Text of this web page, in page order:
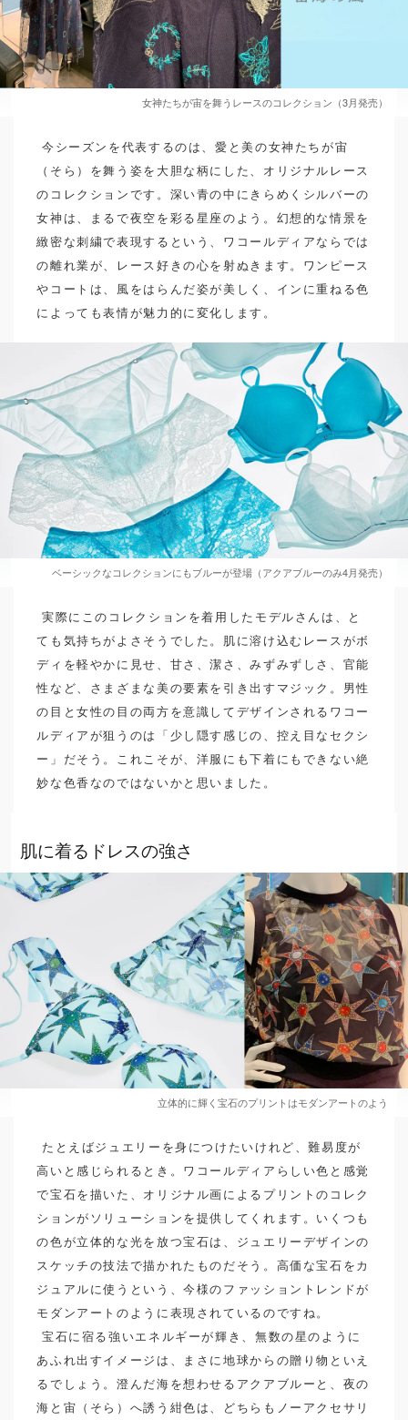
女神たちが宙を舞うレースのコレクション（3月発売）
今シーズンを代表するのは、愛と美の女神たちが宙
（そら）を舞う姿を大胆な柄にした、オリジナルレース
のコレクションです。深い青の中にきらめくシルバーの
女神は、まるで夜空を彩る星座のよう。幻想的な情景を
緻密な刺繍で表現するという、ワコールディアならでは
の離れ業が、レース好きの心を射ぬきます。ワンピース
やコートは、風をはらんだ姿が美しく、インに重ねる色
によっても表情が魅力的に変化します。
ベーシックなコレクションにもブルーが登場（アクアブルーのみ4月発売）
実際にこのコレクションを着用したモデルさんは、と
ても気持ちがよさそうでした。肌に溶け込むレースがボ
ディを軽やかに見せ、甘さ、潔さ、みずみずしさ、官能
性など、さまざまな美の要素を引き出すマジック。男性
の目と女性の目の両方を意識してデザインされるワコー
ルディアが狙うのは「少し隠す感じの、控え目なセクシ
ー」だそう。これこそが、洋服にも下着にもできない絶
妙な色香なのではないかと思いました。
肌に着るドレスの強さ
立体的に輝く宝石のプリントはモダンアートのよう
たとえばジュエリーを身につけたいけれど、難易度が
高いと感じられるとき。ワコールディアらしい色と感覚
で宝石を描いた、オリジナル画によるプリントのコレク
ションがソリューションを提供してくれます。いくつも
の色が立体的な光を放つ宝石は、ジュエリーデザインの
スケッチの技法で描かれたものだそう。高価な宝石をカ
ジュアルに使うという、今様のファッショントレンドが
モダンアートのように表現されているのですね。
宝石に宿る強いエネルギーが輝き、無数の星のように
あふれ出すイメージは、まさに地球からの贈り物といえ
るでしょう。澄んだ海を想わせるアクアブルーと、夜の
海と宙（そら）へ誘う紺色は、どちらもノーアクセサリ